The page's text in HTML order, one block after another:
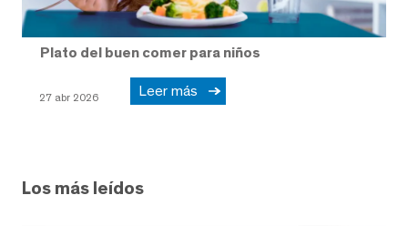
Plato del buen comer para niños
27 abr 2026 Leer más
Los más leídos